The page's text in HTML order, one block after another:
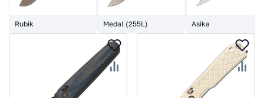
Rubik Medal (255L) Asika